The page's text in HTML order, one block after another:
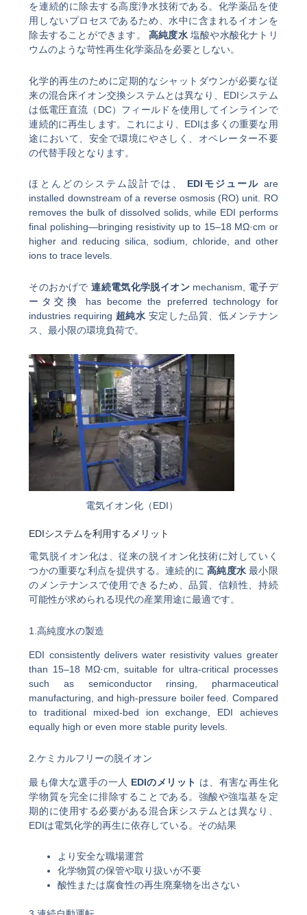
を連続的に除去する高度浄水技術である。化学薬品を使
用しないプロセスであるため、水中に含まれるイオンを
除去することができます。 高純度水塩酸や水酸化ナトリ
ウムのような苛性再生化学薬品を必要としない。
化学的再生のために定期的なシャットダウンが必要な従
来の混合床イオン交換システムとは異なり、EDIシステム
は低電圧直流（DC）フィールドを使用してインラインで
連続的に再生します。これにより、EDIは多くの重要な用
途において、安全で環境にやさしく、オペレーター不要
の代替手段となります。
ほとんどのシステム設計では、 EDIモジュール are
installed downstream of a reverse osmosis (RO) unit. RO
removes the bulk of dissolved solids, while EDI performs
final polishing—bringing resistivity up to 15–18 MΩ·cm or
higher and reducing silica, sodium, chloride, and other
ions to trace levels.
そのおかげで連続電気化学脱イオン mechanism, 電子デ
ータ交換
has become the preferred technology for
industries requiring 超純水 安定した品質、低メンテナン
ス、最小限の環境負荷で。
電気イオン化（EDI）
EDIシステムを利用するメリット
電気脱イオン化は、従来の脱イオン化技術に対していく
つかの重要な利点を提供する。連続的に高純度水最小限
のメンテナンスで使用できるため、品質、信頼性、持続
可能性が求められる現代の産業用途に最適です。
1.高純度水の製造
EDI consistently delivers water resistivity values greater
than 15–18 MΩ·cm, suitable for ultra-critical processes
such as semiconductor rinsing, pharmaceutical
manufacturing, and high-pressure boiler feed. Compared
to traditional mixed-bed ion exchange, EDI achieves
equally high or even more stable purity levels.
2.ケミカルフリーの脱イオン
最も偉大な選手の一人 EDIのメリット は、有害な再生化
学物質を完全に排除することである。強酸や強塩基を定
期的に使用する必要がある混合床システムとは異なり、
EDIは電気化学的再生に依存している。その結果
より安全な職場運営
化学物質の保管や取り扱いが不要
酸性または腐食性の再生廃棄物を出さない